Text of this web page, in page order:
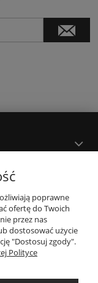
poprawne
ofertę do Twoich
przez nas
dostosować użycie
"Dostosuj zgody".
Polityce